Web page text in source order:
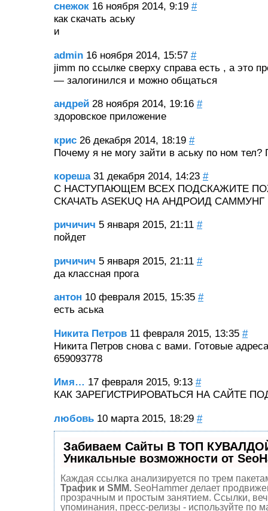
снежок 16 ноября 2014, 9:19 #
как скачать аську
и
admin 16 ноября 2014, 15:57 #
jimm по ссылке сверху справа есть , а это
— залогинился и можно общаться
андрей 28 ноября 2014, 19:16 #
здоровское приложение
крис 26 декабря 2014, 18:19 #
Почему я не могу зайти в аську по ном
кореша 31 декабря 2014, 14:23 #
С НАСТУПАЮЩЕМ ВСЕХ ПОДСКАЖИТЕ
СКАЧАТЬ ASEKUQ НА АНДРОИД
ричичич 5 января 2015, 21:11 #
пойдет
ричичич 5 января 2015, 21:11 #
да классная прога
антон 10 февраля 2015, 15:35 #
есть аська
Никита Петров 11 февраля 2015, 13:35 #
Никита Петров снова с вами. Готовые
659093778
Имя… 17 февраля 2015, 9:13 #
КАК ЗАРЕГИСТРИРОВАТЬСЯ НА САЙТЕ
любовь 10 марта 2015, 18:29 #
Забиваем Сайты В ТОП
Уникальные возможности от
Каждая ссылка анализируется по трем
Трафик и SMM. SeoHammer делает
прозрачным и простым занятием. Ссылки,
упоминания, пресс-релизы - используйте по